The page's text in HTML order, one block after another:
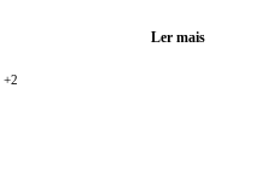
usando o modelo
de uma funcionalidade
Ler mais
+2